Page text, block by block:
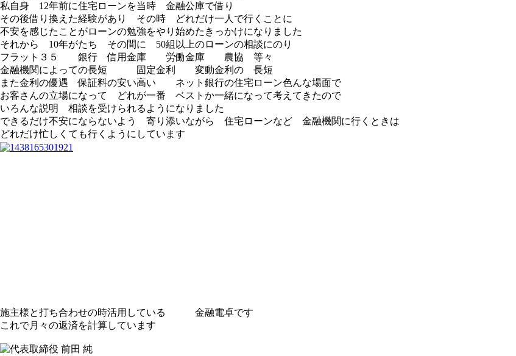
私自身 12年前に住宅ローンを当時 金融公庫で借り
その後借り換えた経験があり その時 どれだけ一人で行くことに
不安を感じたことがローンの勉強をやり始めたきっかけになりました
それから 10年がたち その間に 50組以上のローンの相談にのり
フラット３５ 銀行 信用金庫 労働金庫 農協 等々
金融機関によっての長短 固定金利 変動金利の 長短
また金利の優遇 保証料の安い高い ネット銀行の住宅ローン色んな場面で
お客さんの立場になって どれが一番 ベストか一緒になって考えてきたので
いろんな説明 相談を受けられるようになりました
できるだけ不安にならないよう 寄り添いながら 住宅ローンなど 金融機関に行くときは
どれだけ忙しくても行くようにしています
施主様と打ち合わせの時活用している 金融電卓です
これで月々の返済を計算しています